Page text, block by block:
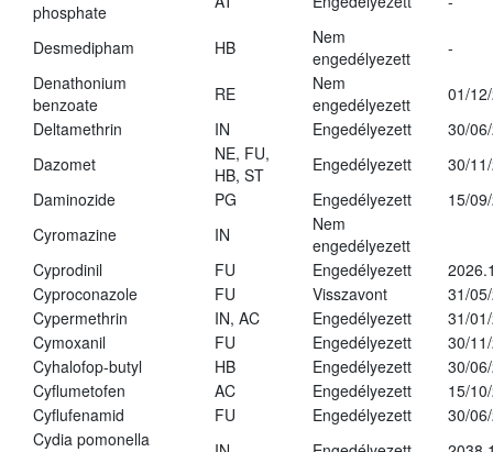
phosphate
Desmedipham HB
Nem
engedélyezett
-
Denathonium
benzoate
RE
Nem
engedélyezett
01/
Deltamethrin
IN Engedélyezett
30/
Dazomet
NE, FU,
HB, ST
Engedélyezett
30/
Daminozide
PG Engedélyezett
15/
Cyromazine
IN
Nem
engedélyezett
Cyprodinil
FU Engedélyezett
Cyproconazole
FU Visszavont
31/
Cypermethrin
IN, AC Engedélyezett
31/
Cymoxanil
FU Engedélyezett
30/
Cyhalofop-butyl
HB Engedélyezett
30/
Cyflumetofen
AC Engedélyezett
15/
Cyflufenamid
FU Engedélyezett
30/
Cydia pomonella